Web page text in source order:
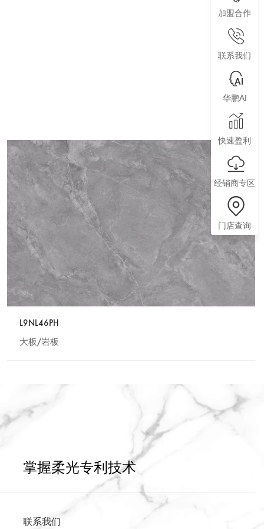
L9NL46PH
大板/岩板
掌握柔光专利技术
联系我们
加盟合作
联系我们
华鹏AI
快速盈利
经销商专区
门店查询